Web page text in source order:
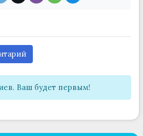
Ваш будет первым!